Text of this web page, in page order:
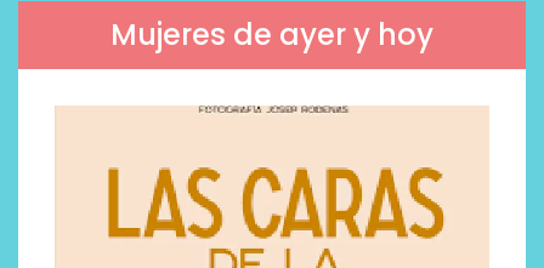
Mujeres de ayer y hoy